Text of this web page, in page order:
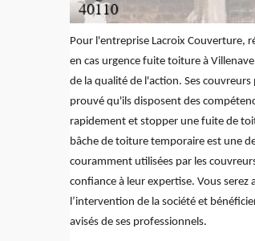
Pour l'entreprise Lacroix Couverture,
en cas urgence fuite toiture à
de la qualité de l'action. Ses
prouvé qu'ils disposent des
rapidement et stopper une fuite de
bâche de toiture temporaire est une
couramment utilisées par les
confiance à leur expertise. Vous serez
l’intervention de la société et
avisés de ses professionnels.